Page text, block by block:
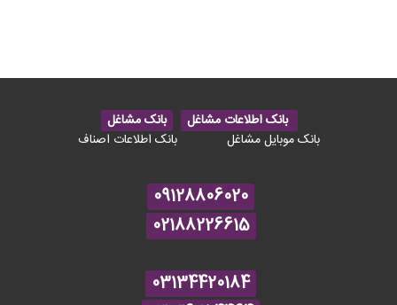
بانک اطلاعات مشاغل
بانک مشاغل
بانک موبایل مشاغل
بانک اطلاعات اصناف
09128806020
02188226615
03134420184